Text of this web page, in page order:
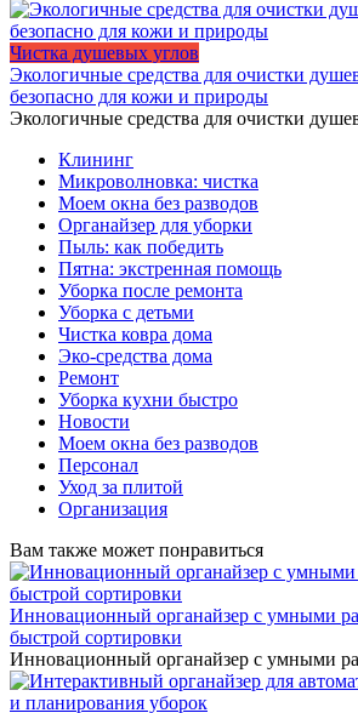
Чистка душевых углов
Экологичные средства для очистки
безопасно для кожи и природы
Экологичные средства для очистки
Клининг
Микроволновка: чистка
Моем окна без разводов
Органайзер для уборки
Пыль: как победить
Пятна: экстренная помощь
Уборка после ремонта
Уборка с детьми
Чистка ковра дома
Эко-средства дома
Ремонт
Уборка кухни быстро
Новости
Моем окна без разводов
Персонал
Уход за плитой
Организация
Вам также может понравиться
Инновационный органайзер с умными
быстрой сортировки
Инновационный органайзер с умными